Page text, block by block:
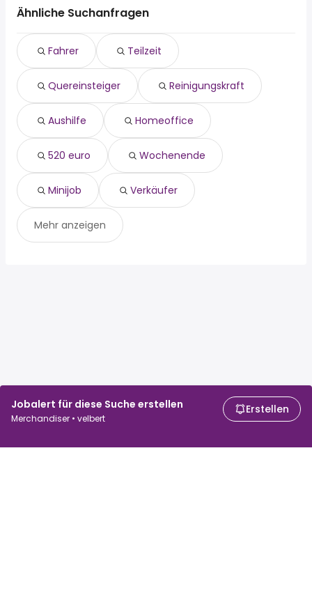
Jobalert für diese Suche erstellen
Merchandiser • velbert
Erstellen
Gelsenkirchen
Mülheim An Der Ruhr
Herne
Bottrop
Duisburg
Wuppertal
Gelsenkirchen
Oberhausen
Mülheim An Der Ruhr
Solingen
teilzeit
reinigungskraft
aushilfe
homeoffice
520 euro
wochenende
minijob
Ähnliche Suchanfragen
Fahrer Teilzeit
Quereinsteiger Reinigungskraft
Aushilfe Homeoffice
520 euro Wochenende
Minijob Verkäufer
Mehr anzeigen